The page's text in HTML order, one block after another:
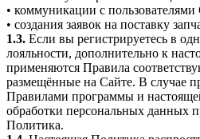
• коммуникации с пользователями
• создания заявок на поставку
1.3. Если вы регистрируетесь в
лояльности, дополнительно к
применяются Правила
размещённые на Сайте. В случае
Правилами программы и
обработки персональных данных
Политика.